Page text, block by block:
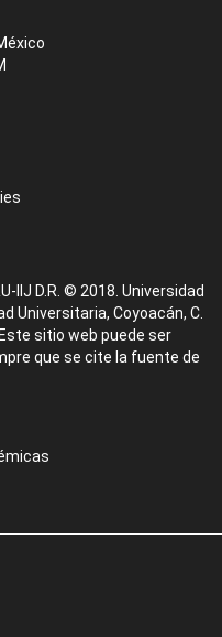
IIJ D.R. © 2018. Universidad
Universitaria, Coyoacán, C.
sitio web puede ser
que se cite la fuente de